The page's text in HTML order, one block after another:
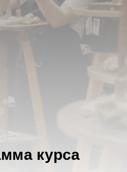
курса